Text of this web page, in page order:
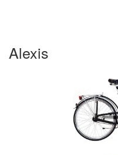
Alexis